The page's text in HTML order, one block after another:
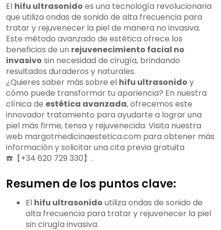
El hifu ultrasonido es una tecnología revolucionaria
que utiliza ondas de sonido de alta frecuencia para
tratar y rejuvenecer la piel de manera no invasiva.
Este método avanzado de estética ofrece los
beneficios de un rejuvenecimiento facial no
invasivo sin necesidad de cirugía, brindando
resultados duraderos y naturales.
¿Quieres saber más sobre el hifu ultrasonido y
cómo puede transformar tu apariencia? En nuestra
clínica de estética avanzada, ofrecemos este
innovador tratamiento para ayudarte a lograr una
piel más firme, tensa y rejuvenecida. Visita nuestra
web margotmedicinaestetica.com para obtener más
información y solicitar una cita previa gratuita
☎️【+34 620 729 330】.
Resumen de los puntos clave:
El hifu ultrasonido utiliza ondas de sonido de
alta frecuencia para tratar y rejuvenecer la piel
sin cirugía invasiva.